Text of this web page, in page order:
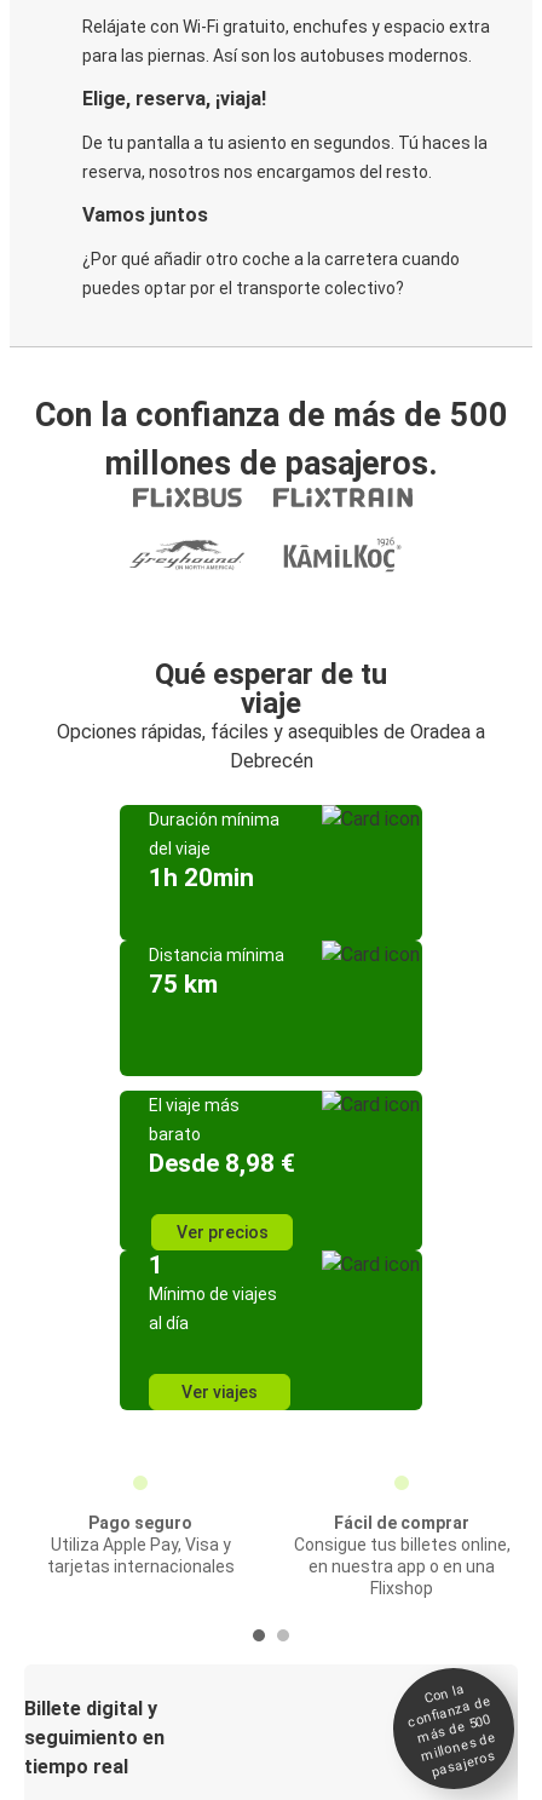
Relájate con Wi-Fi gratuito, enchufes y espacio extra
para las piernas. Así son los autobuses modernos.
Elige, reserva, ¡viaja!
De tu pantalla a tu asiento en segundos. Tú haces la
reserva, nosotros nos encargamos del resto.
Vamos juntos
¿Por qué añadir otro coche a la carretera cuando
puedes optar por el transporte colectivo?
Con la confianza de más de 500
millones de pasajeros.
Qué esperar de tu
viaje
Opciones rápidas, fáciles y asequibles de Oradea a
Debrecén
Duración mínima
del viaje
1h 20min
Distancia mínima
75 km
El viaje más
barato
Desde 8,98 €
Ver precios
1
Mínimo de viajes
al día
Ver viajes
Pago seguro
Utiliza Apple Pay, Visa y
tarjetas internacionales
Fácil de comprar
Consigue tus billetes online,
en nuestra app o en una
Flixshop
Billete digital y
seguimiento en
tiempo real
Con la
confianza de
más de 500
millones de
pasajeros